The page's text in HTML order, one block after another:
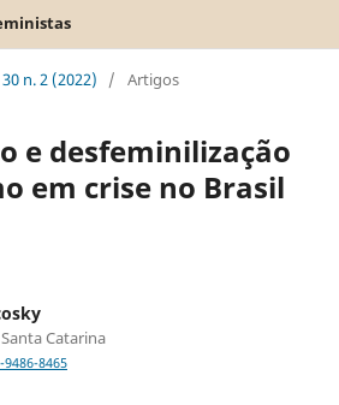
n. 2 (2022) / Artigos
e desfeminilização
em crise no Brasil
Catarina
8465